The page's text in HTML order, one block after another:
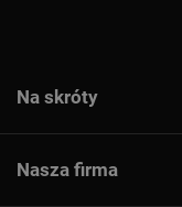
Na skróty
Nasza firma